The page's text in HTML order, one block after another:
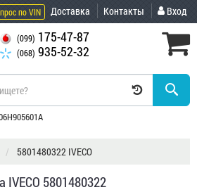
по VIN Доставка Контакты Вход
(099) 175-47-87
(068) 935-52-32
5801480322 IVECO
IVECO 5801480322